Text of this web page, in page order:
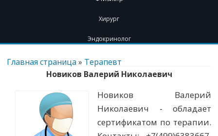
Хирург
Эндокринолог
Перейти
содержимому
Главная страница » Терапевт
Новиков Валерий Николаевич
Новиков Валерий
Николаевич - обладает
сертификатом по терапии.